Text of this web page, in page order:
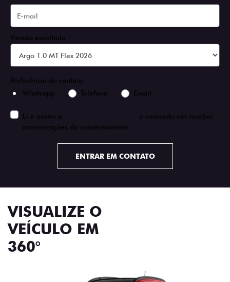
Versão escolhida
Preferência de contato:
Whatsapp
Telefone Email
Li e aceito a
e concordo em receber
comunicações da concessionária.
ENTRAR EM CONTATO
VISUALIZE O
VEÍCULO EM
360°